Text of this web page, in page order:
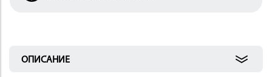
ОПИСАНИЕ